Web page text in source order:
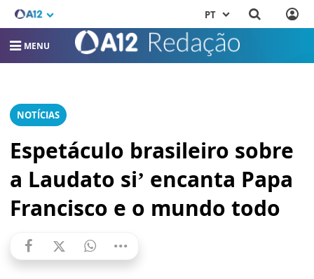
PT
MENU
NOTÍCIAS
Espetáculo brasileiro sobre
a Laudato si’ encanta Papa
Francisco e o mundo todo